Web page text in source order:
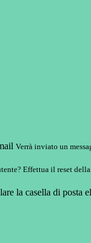
Verrà inviato un
Effettua il reset
la casella di posta